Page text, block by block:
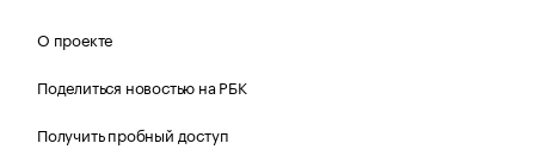
О проекте
Поделиться новостью на РБК
Получить пробный доступ